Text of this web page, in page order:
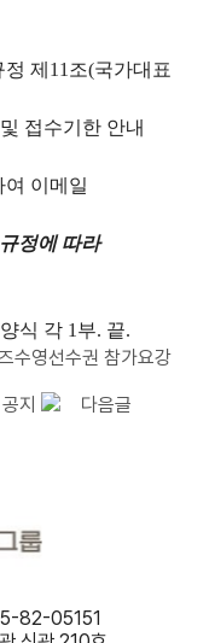
제 11 조(국가대표
접수기한 안내
여 이메일
정에 따라
식 각 1 부. 끝.
수영선수권 참가요강
지
다음글
82-05151